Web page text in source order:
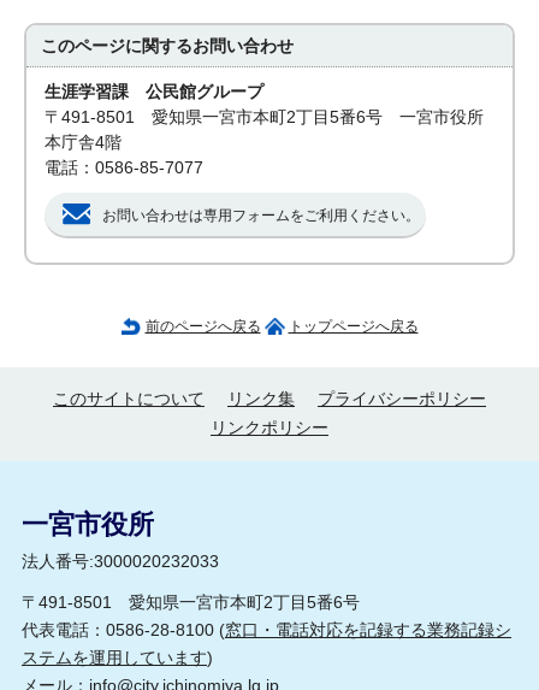
このページに関するお問い合わせ
生涯学習課 公民館グループ
〒491-8501 愛知県一宮市本町2丁目5番6号 一宮市役所
本庁舎4階
電話：0586-85-7077
お問い合わせは専用フォームをご利用ください。
前のページへ戻る トップページへ戻る
このサイトについて リンク集
プライバシーポリシー
リンクポリシー
一宮市役所
法人番号:3000020232033
〒491-8501 愛知県一宮市本町2丁目5番6号
代表電話：0586-28-8100 (窓口・電話対応を記録する業務記録シ
ステムを運用しています)
メール： info@city.ichinomiya.lg.jp